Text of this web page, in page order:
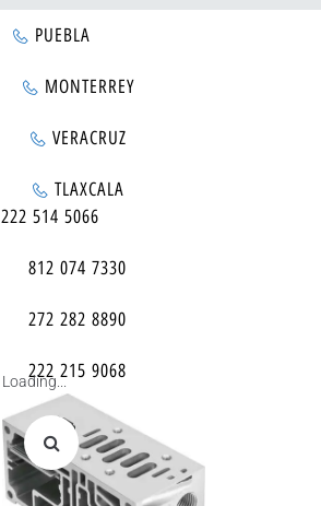
PUEBLA
MONTERREY
VERACRUZ
TLAXCALA
222 514 5066
812 074 7330
272 282 8890
222 215 9068
Loading...